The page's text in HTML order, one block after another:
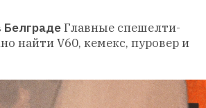
БелградеГлавные спешелти-
найти V60, кемекс, пуровер и